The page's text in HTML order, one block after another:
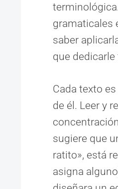
gramaticales
saber
que
Cada texto
de él. Leer y
sugiere que
ratito», está
asigna